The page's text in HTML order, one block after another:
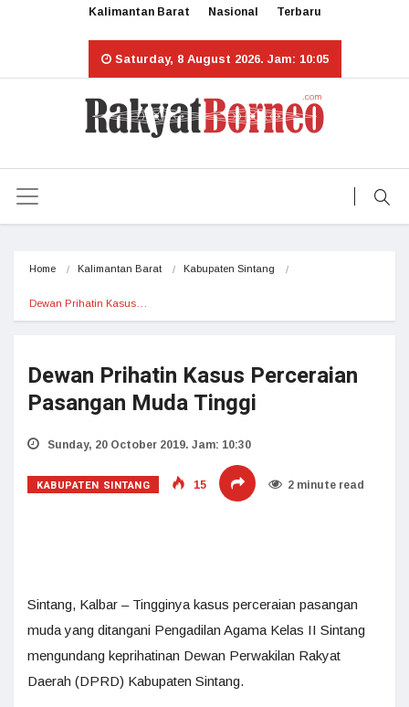
Kalimantan Barat Nasional Terbaru
Saturday, 8 August 2026. Jam: 10:05
Home Kalimantan Barat Kabupaten Sintang
Dewan Prihatin Kasus…
Dewan Prihatin Kasus Perceraian
Pasangan Muda Tinggi
Sunday, 20 October 2019. Jam: 10:30
KABUPATEN SINTANG 15 2 minute read
Sintang, Kalbar – Tingginya kasus perceraian pasangan
muda yang ditangani Pengadilan Agama Kelas II Sintang
mengundang keprihatinan Dewan Perwakilan Rakyat
Daerah (DPRD) Kabupaten Sintang.